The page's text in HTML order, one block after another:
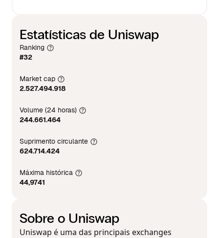
Estatísticas de Uniswap
Ranking
#32
Market cap
2.527.494.918
Volume (24 horas)
244.661.464
Suprimento circulante
624.714.424
Máxima histórica
44,9741
Sobre o Uniswap
Uniswap é uma das principais exchanges